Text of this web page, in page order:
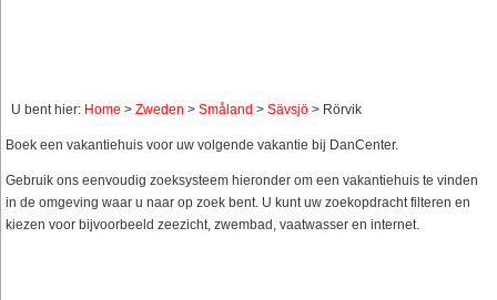
U bent hier: Home > Zweden > Småland > Sävsjö > Rörvik
Boek een vakantiehuis voor uw volgende vakantie bij DanCenter.
Gebruik ons eenvoudig zoeksysteem hieronder om een vakantiehuis te vinden
in de omgeving waar u naar op zoek bent. U kunt uw zoekopdracht filteren en
kiezen voor bijvoorbeeld zeezicht, zwembad, vaatwasser en internet.